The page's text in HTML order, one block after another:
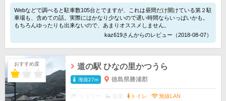
Webなどで調べると駐車数105台とでますが、これは昼間だけ開けている第２駐
車場も、含めての話。実際にはかなり少ないので遅い時間ならいっぱいかも。
もちろんゆったりも出来ないので、あまりオススメしません。
kaz619さんからのレビュー（2018-08-07）
おすすめ度 道の駅 ひなの里かつうら
海抜27m 徳島県勝浦郡
トイレ
無線LAN